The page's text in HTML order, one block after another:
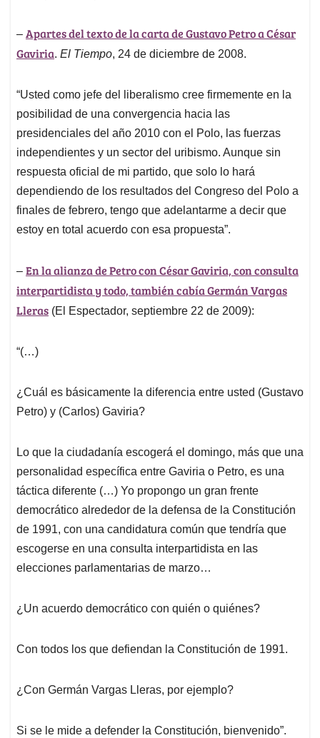
– Apartes del texto de la carta de Gustavo Petro a César
Gaviria. El Tiempo, 24 de diciembre de 2008.
“Usted como jefe del liberalismo cree firmemente en la
posibilidad de una convergencia hacia las
presidenciales del año 2010 con el Polo, las fuerzas
independientes y un sector del uribismo. Aunque sin
respuesta oficial de mi partido, que solo lo hará
dependiendo de los resultados del Congreso del Polo a
finales de febrero, tengo que adelantarme a decir que
estoy en total acuerdo con esa propuesta”.
– En la alianza de Petro con César Gaviria, con consulta
interpartidista y todo, también cabía Germán Vargas
Lleras (El Espectador, septiembre 22 de 2009):
“(…)
¿Cuál es básicamente la diferencia entre usted (Gustavo
Petro) y (Carlos) Gaviria?
Lo que la ciudadanía escogerá el domingo, más que una
personalidad específica entre Gaviria o Petro, es una
táctica diferente (…) Yo propongo un gran frente
democrático alrededor de la defensa de la Constitución
de 1991, con una candidatura común que tendría que
escogerse en una consulta interpartidista en las
elecciones parlamentarias de marzo…
¿Un acuerdo democrático con quién o quiénes?
Con todos los que defiendan la Constitución de 1991.
¿Con Germán Vargas Lleras, por ejemplo?
Si se le mide a defender la Constitución, bienvenido”.